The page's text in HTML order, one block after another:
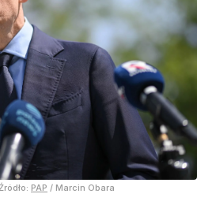
PAP / Marcin Obara